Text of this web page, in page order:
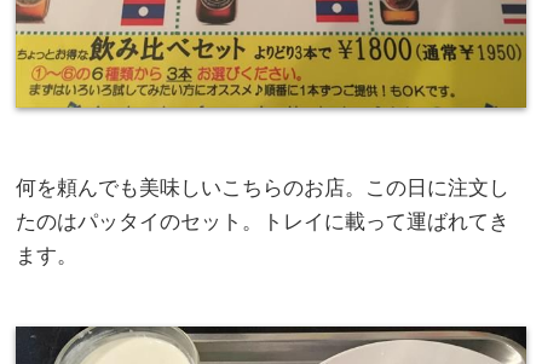
何を頼んでも美味しいこちらのお店。この日に注文し
たのはパッタイのセット。トレイに載って運ばれてき
ます。